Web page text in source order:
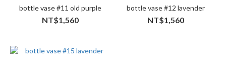
bottle vase #11 old purple
NT$1,560
bottle vase #12 lavender
NT$1,560